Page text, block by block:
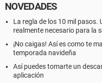
NOVEDADES
La regla de los 10 mil pasos.
realmente necesario para la
¡No caigas! Así es como te
temporada navideña
Así puedes tomarte un
aplicación